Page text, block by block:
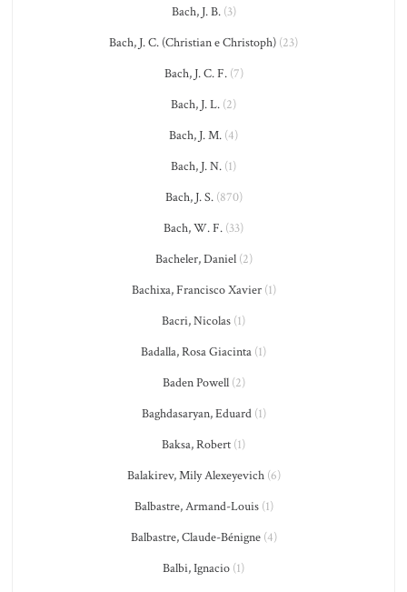
Bach, J. B.(3)
Bach, J. C. (Christian e Christoph) (23)
Bach, J. C. F.(7)
Bach, J. L. (2)
Bach, J. M. (4)
Bach, J. N. (1)
Bach, J. S.(870)
Bach, W. F. (33)
Bacheler, Daniel(2)
Bachixa, Francisco Xavier(1)
Bacri, Nicolas (1)
Badalla, Rosa Giacinta (1)
Baden Powell(2)
Baghdasaryan, Eduard(1)
Baksa, Robert (1)
Balakirev, Mily Alexeyevich(6)
Balbastre, Armand-Louis(1)
Balbastre, Claude-Bénigne(4)
Balbi, Ignacio (1)